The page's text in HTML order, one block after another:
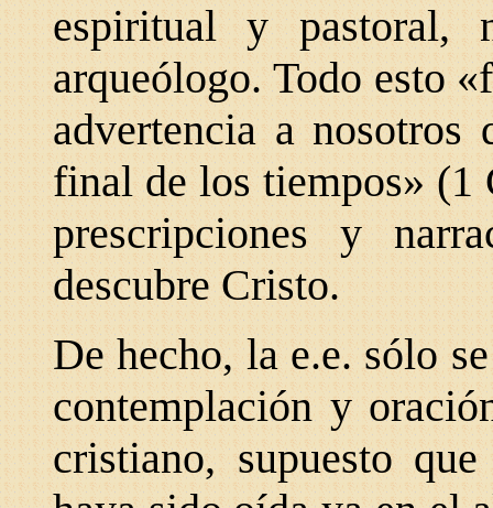
espiritual y
arqueólogo. Todo esto
advertencia a nosotros
final de los tiempos» (1
prescripciones y
descubre Cristo.
De hecho, la e.e. sólo
contemplación y
cristiano, supuesto